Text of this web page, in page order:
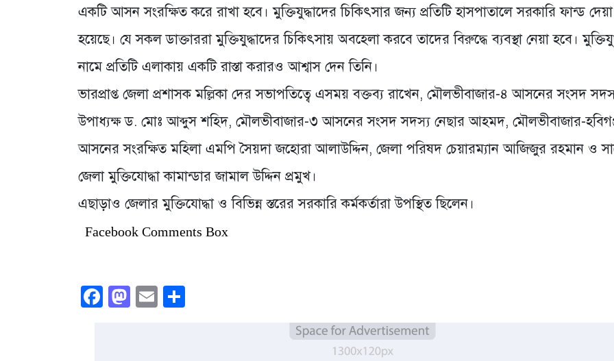
একটি আসন সংরক্ষিত করে রাখা হবে। মুক্তিযুদ্ধাদের চিকিৎসার জন্য প্রতিটি হাসপাতালে সরকারি ফান্ড দেয়া
হয়েছে। যে সকল ডাক্তাররা মুক্তিযুদ্ধাদের চিকিৎসায় অবহেলা করবে তাদের বিরুদ্ধে ব্যবস্থা নেয়া হবে।
নামে প্রতিটি এলাকায় একটি রাস্তা করারও আশ্বাস দেন তিনি।
ভারপ্রাপ্ত জেলা প্রশাসক মল্লিকা দের সভাপতিত্বে এসময় বক্তব্য রাখেন, মৌলভীবাজার-৪ আসনের সংসদ
উপাধ্যক্ষ ড. মোঃ আব্দুস শহিদ, মৌলভীবাজার-৩ আসনের সংসদ সদস্য নেছার আহমদ, মৌলভীবাজার-
আসনের সংরক্ষিত মহিলা এমপি সৈয়দা জহোরা আলাউদ্দিন, জেলা পরিষদ চেয়ারম্যান আজিজুর রহমান ও
জেলা মুক্তিযোদ্ধা কামান্ডার জামাল উদ্দিন প্রমুখ।
এছাড়াও জেলার মুক্তিযোদ্ধা ও বিভিন্ন স্তরের সরকারি কর্মকর্তারা উপস্থিত ছিলেন।
Facebook Comments Box
Facebook
Mastodon
Email